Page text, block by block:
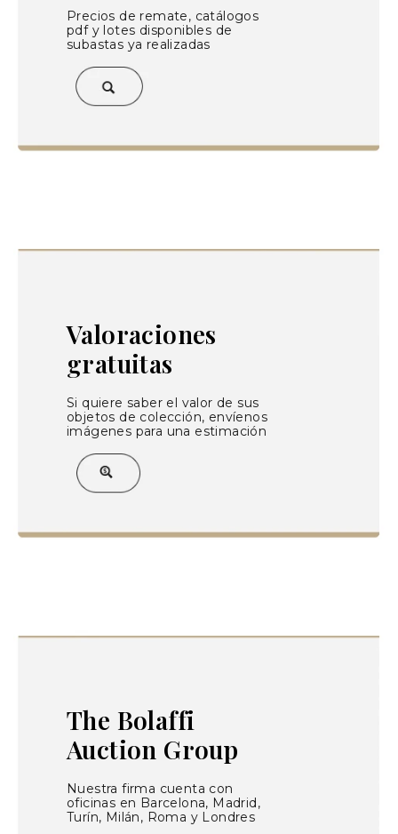
Precios de remate, catálogos
pdf y lotes disponibles de
subastas ya realizadas
Valoraciones
gratuitas
Si quiere saber el valor de sus
objetos de colección, envíenos
imágenes para una estimación
The Bolaffi
Auction Group
Nuestra firma cuenta con
oficinas en Barcelona, Madrid,
Turín, Milán, Roma y Londres